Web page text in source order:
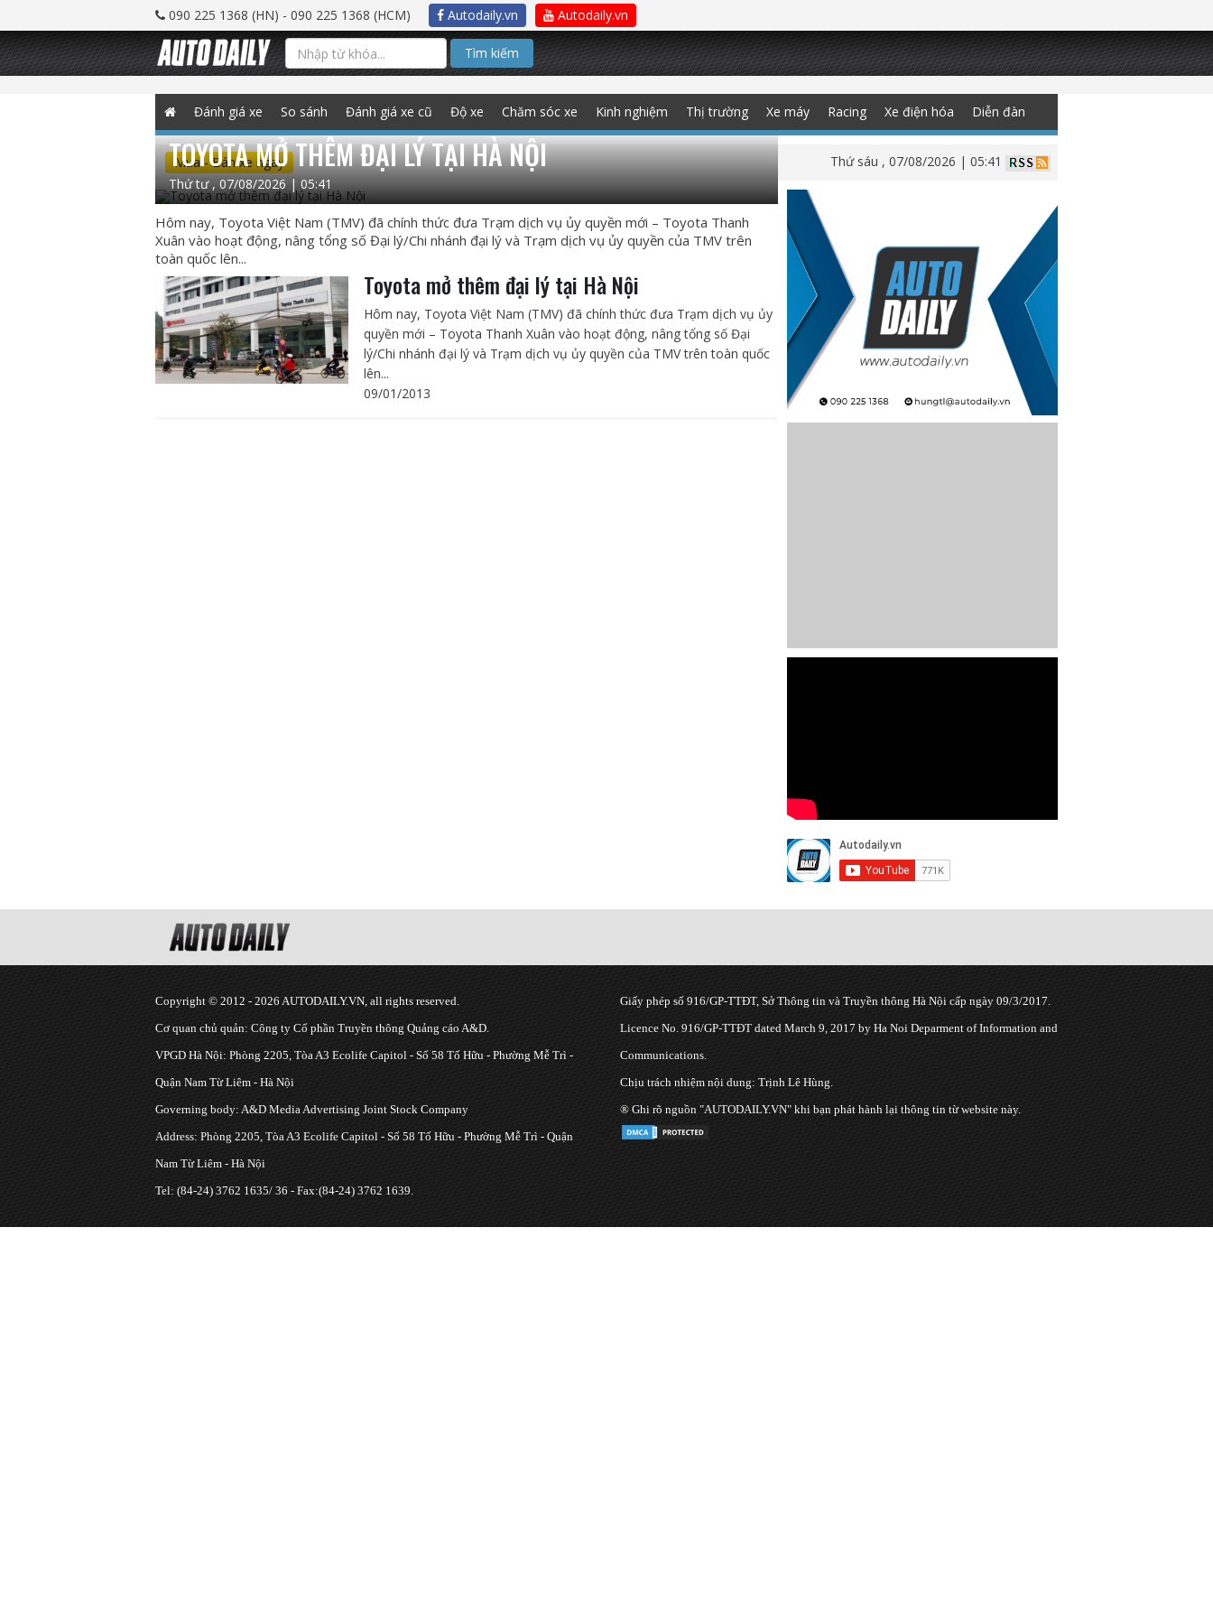
090 225 1368 (HN) - 090 225 1368 (HCM) Autodaily.vn Autodaily.vn
Tìm kiếm
Đánh giá xe So sánh Đánh giá xe cũ Độ xe Chăm sóc xe Kinh nghiệm Thị trường Xe máy Racing Xe điện hóa Diễn đàn
Mua - Bán xe ngay Thứ sáu , 07/08/2026 | 05:41
TOYOTA MỞ THÊM ĐẠI LÝ TẠI HÀ NỘI
Thứ tư , 07/08/2026 | 05:41
Hôm nay, Toyota Việt Nam (TMV) đã chính thức đưa Trạm dịch vụ ủy quyền mới – Toyota Thanh
Xuân vào hoạt động, nâng tổng số Đại lý/Chi nhánh đại lý và Trạm dịch vụ ủy quyền của TMV trên
toàn quốc lên...
Toyota mở thêm đại lý tại Hà Nội
Hôm nay, Toyota Việt Nam (TMV) đã chính thức đưa Trạm dịch vụ ủy
quyền mới – Toyota Thanh Xuân vào hoạt động, nâng tổng số Đại
lý/Chi nhánh đại lý và Trạm dịch vụ ủy quyền của TMV trên toàn quốc
lên...
09/01/2013
Copyright © 2012 - 2026 AUTODAILY.VN, all rights reserved.
Cơ quan chủ quản: Công ty Cổ phần Truyền thông Quảng cáo A&D.
VPGD Hà Nội: Phòng 2205, Tòa A3 Ecolife Capitol - Số 58 Tố Hữu - Phường Mễ Trì -
Quận Nam Từ Liêm - Hà Nội
Governing body: A&D Media Advertising Joint Stock Company
Address: Phòng 2205, Tòa A3 Ecolife Capitol - Số 58 Tố Hữu - Phường Mễ Trì - Quận
Nam Từ Liêm - Hà Nội
Tel: (84-24) 3762 1635/ 36 - Fax:(84-24) 3762 1639.
Giấy phép số 916/GP-TTĐT, Sở Thông tin và Truyền thông Hà Nội cấp ngày 09/3/2017.
Licence No. 916/GP-TTĐT dated March 9, 2017 by Ha Noi Deparment of Information and
Communications.
Chịu trách nhiệm nội dung: Trịnh Lê Hùng.
® Ghi rõ nguồn "AUTODAILY.VN" khi bạn phát hành lại thông tin từ website này.